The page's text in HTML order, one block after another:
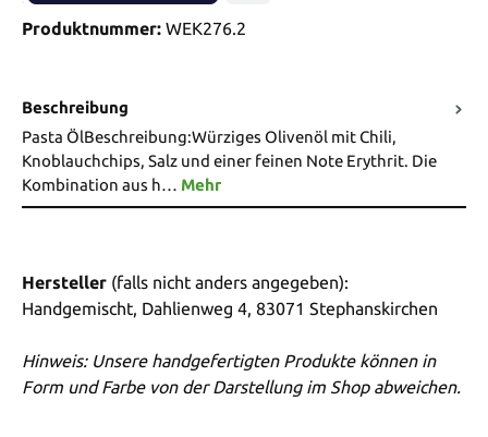
Produktnummer: WEK276.2
Beschreibung
Pasta ÖlBeschreibung:Würziges Olivenöl mit Chili,
Knoblauchchips, Salz und einer feinen Note Erythrit. Die
Kombination aus h… Mehr
Hersteller (falls nicht anders angegeben):
Handgemischt, Dahlienweg 4, 83071 Stephanskirchen
Hinweis: Unsere handgefertigten Produkte können in
Form und Farbe von der Darstellung im Shop abweichen.